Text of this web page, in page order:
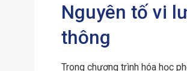
Nguyên tố vi
thông
Trong chương trình hóa học